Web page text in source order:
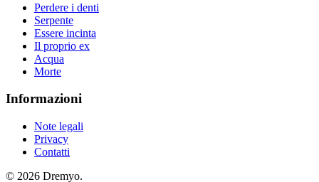
Perdere i denti
Serpente
Essere incinta
Il proprio ex
Acqua
Morte
Informazioni
Note legali
Privacy
Contatti
© 2026 Dremyo.